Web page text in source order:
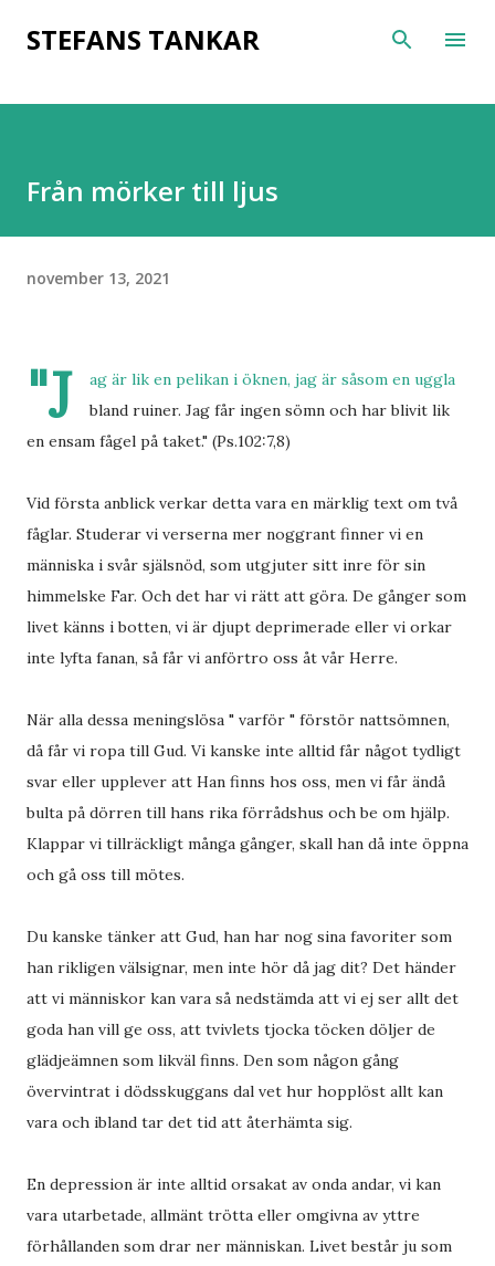
Fortsätt till huvudinnehåll
STEFANS TANKAR
Från mörker till ljus
november 13, 2021
"J
ag är lik en pelikan i öknen, jag är såsom en uggla
bland ruiner. Jag får ingen sömn och har blivit lik
en ensam fågel på taket." (Ps.102:7,8)
Vid första anblick verkar detta vara en märklig text om två
fåglar. Studerar vi verserna mer noggrant finner vi en
människa i svår själsnöd, som utgjuter sitt inre för sin
himmelske Far. Och det har vi rätt att göra. De gånger som
livet känns i botten, vi är djupt deprimerade eller vi orkar
inte lyfta fanan, så får vi anförtro oss åt vår Herre.
När alla dessa meningslösa " varför " förstör nattsömnen,
då får vi ropa till Gud. Vi kanske inte alltid får något tydligt
svar eller upplever att Han finns hos oss, men vi får ändå
bulta på dörren till hans rika förrådshus och be om hjälp.
Klappar vi tillräckligt många gånger, skall han då inte öppna
och gå oss till mötes.
Du kanske tänker att Gud, han har nog sina favoriter som
han rikligen välsignar, men inte hör då jag dit? Det händer
att vi människor kan vara så nedstämda att vi ej ser allt det
goda han vill ge oss, att tvivlets tjocka töcken döljer de
glädjeämnen som likväl finns. Den som någon gång
övervintrat i dödsskuggans dal vet hur hopplöst allt kan
vara och ibland tar det tid att återhämta sig.
En depression är inte alltid orsakat av onda andar, vi kan
vara utarbetade, allmänt trötta eller omgivna av yttre
förhållanden som drar ner människan. Livet består ju som